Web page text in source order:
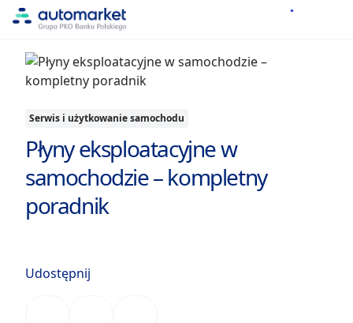
Serwis i użytkowanie samochodu
Płyny eksploatacyjne w
samochodzie – kompletny
poradnik
Udostępnij